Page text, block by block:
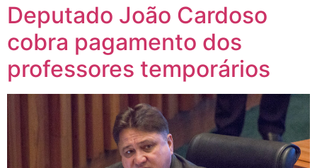
Deputado João Cardoso
cobra pagamento dos
professores temporários